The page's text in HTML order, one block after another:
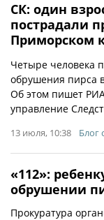
СК: один
пострадали
Приморском
Четыре человека
обрушения пирса
Об этом пишет
управление
13 июля, 10:38 Блог
«112»:
обрушении
Прокуратура